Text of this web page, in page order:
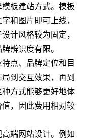
板建站方式。模板
和图片即可上线，
计风格较为固定，
辨识度有限。
点、品牌定位和目
到交互效果，再到
方式能够更好地体
，因此费用相对较
端网站设计。例如